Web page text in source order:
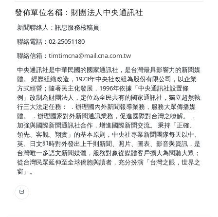
發佈單位名稱：財團法人中央通訊社
新聞聯絡人：訊息服務核稿員
聯絡電話：02-25051180
聯絡信箱： timtimcna@mail.cna.com.tw
中央通訊社是中華民國的國家通訊社，是台灣最具影響力的新聞媒
體。 經歷組織改造，1973年中央社改組為股份有限公司，以企業
方式經營；隨著民主化發展，1996年依據「中央通訊社設置條
例」改制為財團法人，定位為全民共有的國家通訊社，獨立超然執
行三大法定任務： ．辦理國內外新聞報導業務，服務大眾傳播媒
體。 ．辦理國家對外新聞通訊業務，促進國際對台灣之瞭解。 ．
加強與國際新聞通訊社合作，增進國際新聞交流。 秉持「正確、
領先、客觀、翔實」的基本原則，中央社專業新聞團隊每天以中、
英、日文即時對外發出上千則新聞、照片、圖表、影音與資訊，是
台灣唯一多語文新聞媒體，服務對象從媒體客戶擴大為閱聽大眾；
從台灣民眾延伸至全球僑胞與讀者，充分扮演「台灣之眼，世界之
窗」。